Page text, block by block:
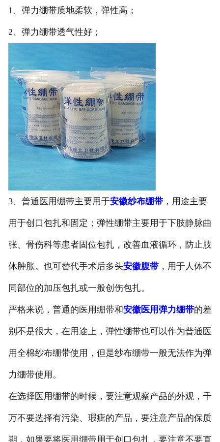
1、弹力绷带质地柔软，弹性高；
2、弹力绷带透气性好；
3、普通医用绷带主要用于安徽纱布绷带，用途主要
用于创口包扎和固定；弹性绷带主要用于下肢静脉曲
张、骨伤科等患者固位包扎，改善血液循环，防止肢
体肿胀。也可替代手术后多头安徽腹带，用于人体不
同部位的加压包扎或一般创伤包扎。
严格来说，普通的医用绷带和安徽医用弹力绷带的差
别不是很大，在用途上，弹性绷带也可以作为普通医
用全棉纱布绷带使用，但是纱布绷带一般无法作为弹
力绷带使用。
在选择医用绷带的时候，要注意观察产品的外观，千
万不要选择有污染、瑕疵的产品，要注意产品的保质
期，如果要将医用绷带用于创口包扎，要注意不要直